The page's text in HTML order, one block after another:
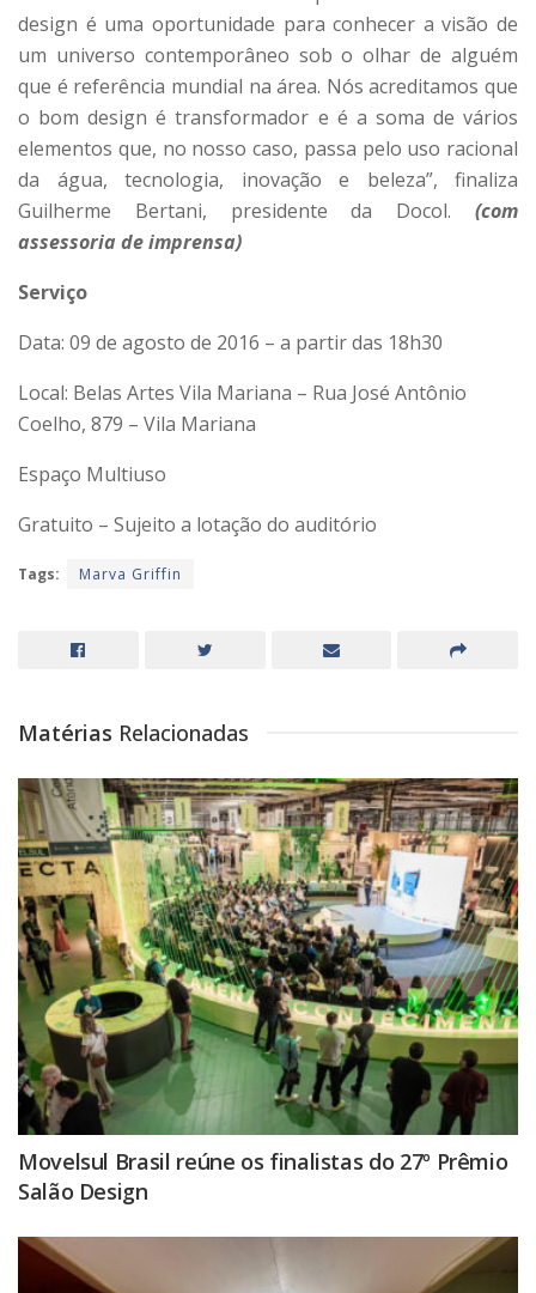
design é uma oportunidade para conhecer a visão de
um universo contemporâneo sob o olhar de alguém
que é referência mundial na área. Nós acreditamos que
o bom design é transformador e é a soma de vários
elementos que, no nosso caso, passa pelo uso racional
da água, tecnologia, inovação e beleza”, finaliza
Guilherme Bertani, presidente da Docol. (com
assessoria de imprensa)
Serviço
Data: 09 de agosto de 2016 – a partir das 18h30
Local: Belas Artes Vila Mariana – Rua José Antônio
Coelho, 879 – Vila Mariana
Espaço Multiuso
Gratuito – Sujeito a lotação do auditório
Tags: Marva Griffin
Matérias Relacionadas
Movelsul Brasil reúne os finalistas do 27º Prêmio
Salão Design